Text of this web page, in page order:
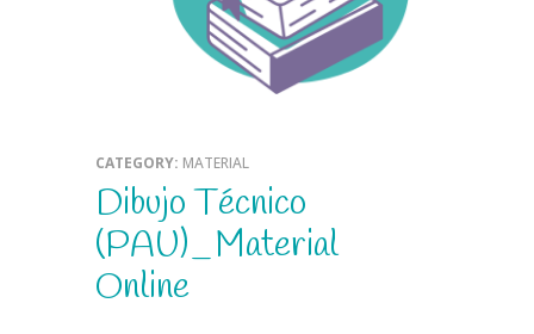
CATEGORY: MATERIAL
Dibujo Técnico
(PAU)_Material
Online